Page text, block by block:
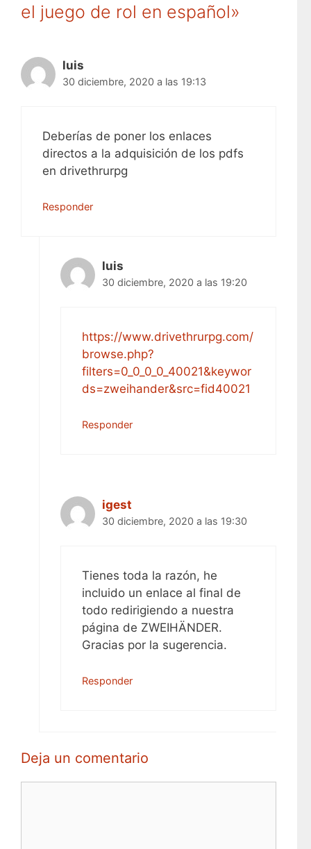
el juego de rol en español»
luis
30 diciembre, 2020 a las 19:13
Deberías de poner los enlaces
directos a la adquisición de los pdfs
en drivethrurpg
Responder
luis
30 diciembre, 2020 a las 19:20
https://www.drivethrurpg.com/
browse.php?
filters=0_0_0_0_40021&keywor
ds=zweihander&src=fid40021
Responder
igest
30 diciembre, 2020 a las 19:30
Tienes toda la razón, he
incluido un enlace al final de
todo redirigiendo a nuestra
página de ZWEIHÄNDER.
Gracias por la sugerencia.
Responder
Deja un comentario